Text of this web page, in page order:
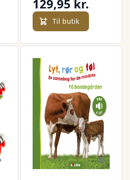
129,95 kr.
Til butik
look Quick